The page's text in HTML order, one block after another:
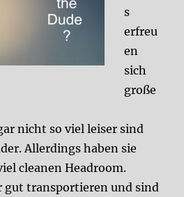
s
erfreu
en
sich
große
nicht so viel leiser sind
Allerdings haben sie
cleanen Headroom.
gut transportieren und sind